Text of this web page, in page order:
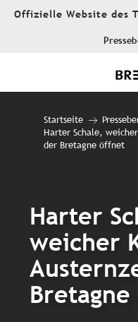
AllerOffizielle Website des
Startseite
Harter Schale,
der Bretagne öffnet
Harter
weicher